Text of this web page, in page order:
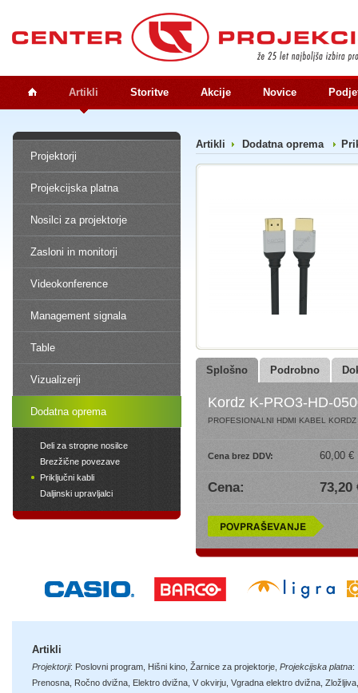
Artikli Storitve Akcije Novice
Projektorji
Projekcijska platna
Nosilci za projektorje
Zasloni in monitorji
Videokonference
Management signala
Table
Vizualizerji
Dodatna oprema
Deli za stropne nosilce
Brezžične povezave
Priključni kabli
Daljinski upravljalci
Artikli Dodatna oprema
Splošno Podrobno
Kordz K-PRO3-HD-
PROFESIONALNI HDMI KABEL
Cena brez DDV: 60,00 €
Cena: 73,20
Artikli
Projektorji: Poslovni program Hišni kino Žarnice za projektorje Projekcijska platna:
Prenosna Ročno dvižna Elektro dvižna V okvirju Vgradna elektro dvižna Zložljiva